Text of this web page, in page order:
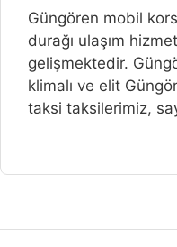
Güngören mobil
durağı ulaşım
gelişmektedir.
klimalı ve elit
taksi taksilerimiz,